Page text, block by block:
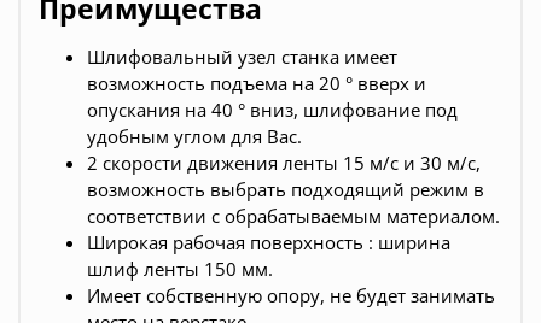
Преимущества
Шлифовальный узел станка имеет
возможность подъема на 20 ° вверх и
опускания на 40 ° вниз, шлифование под
удобным углом для Вас.
2 скорости движения ленты 15 м/с и 30 м/с,
возможность выбрать подходящий режим в
соответствии с обрабатываемым материалом.
Широкая рабочая поверхность : ширина
шлиф ленты 150 мм.
Имеет собственную опору, не будет занимать